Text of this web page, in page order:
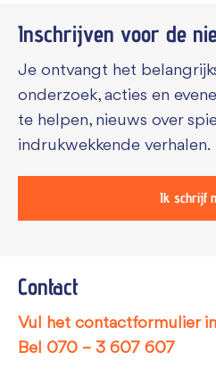
Contact
Vul het contactformulier in
Bel 070 – 3 607 607
Inschrijven voor de
Je ontvangt het
onderzoek, acties en
te helpen, nieuws over
indrukwekkende verhalen.
Ik schrijf